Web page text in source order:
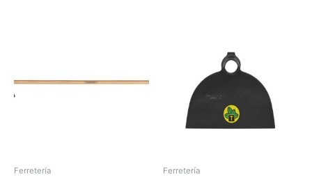
Ferretería Ferretería